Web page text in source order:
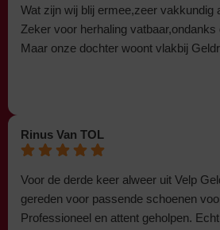
Wat zijn wij blij ermee,zeer vakkundig
Zeker voor herhaling vatbaar,ondanks
Maar onze dochter woont vlakbij
Rinus Van TOL
Voor de derde keer alweer uit Velp
gereden voor passende schoenen
Professioneel en attent geholpen.